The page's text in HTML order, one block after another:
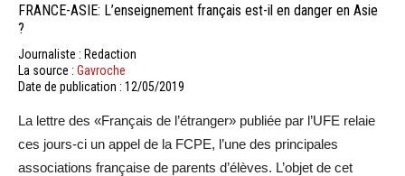
FRANCE-ASIE: L’enseignement français est-il en danger en Asie
?
Journaliste : Redaction
La source : Gavroche
Date de publication : 12/05/2019
La lettre des «Français de l’étranger» publiée par l’UFE relaie
ces jours-ci un appel de la FCPE, l’une des principales
associations française de parents d’élèves. L’objet de cet